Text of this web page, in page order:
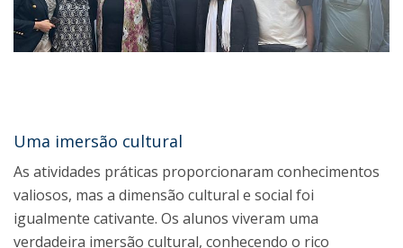
Uma imersão cultural
As atividades práticas proporcionaram conhecimentos
valiosos, mas a dimensão cultural e social foi
igualmente cativante. Os alunos viveram uma
verdadeira imersão cultural, conhecendo o rico